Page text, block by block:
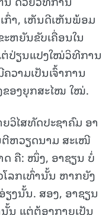
ກົ່າ, ເຫັນດີເຫັນພ້ອມ
ຫຍັນຂັບເຄື່ອນໃນ
ປ່ຽນແປງໃໝ່ວິທີການ
ວາມເປັນເຈົ້າການ
ຂອງຍຸກສະໄໝ ໃໝ່.
ວິໄສທັດປະຊາຄົມ ອາ
ຫວຽດນາມ ສະເໜີ
ດ ຄື: ໜຶ່ງ, ອາຊຽນ ບໍ່
ລກເທົ່ານັ້ນ ຫາກຍັງ
ງນັ້ນ. ສອງ, ອາຊຽນ
ນ ແຕ່ຕ້ອງກາຍເປັນ